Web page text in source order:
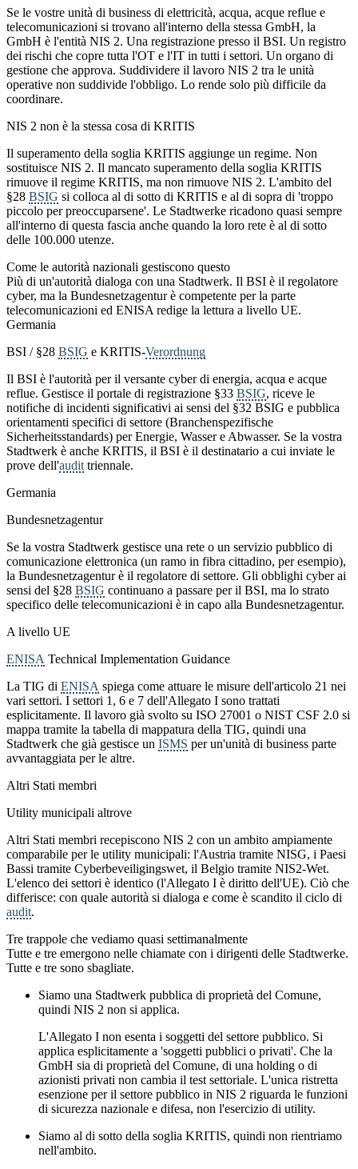
Se le vostre unità di business di elettricità, acqua, acque reflue e
telecomunicazioni si trovano all'interno della stessa GmbH, la
GmbH è l'entità NIS 2. Una registrazione presso il BSI. Un registro
dei rischi che copre tutta l'OT e l'IT in tutti i settori. Un organo di
gestione che approva. Suddividere il lavoro NIS 2 tra le unità
operative non suddivide l'obbligo. Lo rende solo più difficile da
coordinare.
NIS 2 non è la stessa cosa di KRITIS
Il superamento della soglia KRITIS aggiunge un regime. Non
sostituisce NIS 2. Il mancato superamento della soglia KRITIS
rimuove il regime KRITIS, ma non rimuove NIS 2. L'ambito del
§28 BSIG si colloca al di sotto di KRITIS e al di sopra di 'troppo
piccolo per preoccuparsene'. Le Stadtwerke ricadono quasi sempre
all'interno di questa fascia anche quando la loro rete è al di sotto
delle 100.000 utenze.
Come le autorità nazionali gestiscono questo
Più di un'autorità dialoga con una Stadtwerk. Il BSI è il regolatore
cyber, ma la Bundesnetzagentur è competente per la parte
telecomunicazioni ed ENISA redige la lettura a livello UE.
Germania
BSI / §28 BSIG e KRITIS-Verordnung
Il BSI è l'autorità per il versante cyber di energia, acqua e acque
reflue. Gestisce il portale di registrazione §33 BSIG, riceve le
notifiche di incidenti significativi ai sensi del §32 BSIG e pubblica
orientamenti specifici di settore (Branchenspezifische
Sicherheitsstandards) per Energie, Wasser e Abwasser. Se la vostra
Stadtwerk è anche KRITIS, il BSI è il destinatario a cui inviate le
prove dell'audit triennale.
Germania
Bundesnetzagentur
Se la vostra Stadtwerk gestisce una rete o un servizio pubblico di
comunicazione elettronica (un ramo in fibra cittadino, per esempio),
la Bundesnetzagentur è il regolatore di settore. Gli obblighi cyber ai
sensi del §28 BSIG continuano a passare per il BSI, ma lo strato
specifico delle telecomunicazioni è in capo alla Bundesnetzagentur.
A livello UE
ENISA Technical Implementation Guidance
La TIG di ENISA spiega come attuare le misure dell'articolo 21 nei
vari settori. I settori 1, 6 e 7 dell'Allegato I sono trattati
esplicitamente. Il lavoro già svolto su ISO 27001 o NIST CSF 2.0 si
mappa tramite la tabella di mappatura della TIG, quindi una
Stadtwerk che già gestisce un ISMS per un'unità di business parte
avvantaggiata per le altre.
Altri Stati membri
Utility municipali altrove
Altri Stati membri recepiscono NIS 2 con un ambito ampiamente
comparabile per le utility municipali: l'Austria tramite NISG, i Paesi
Bassi tramite Cyberbeveiligingswet, il Belgio tramite NIS2-Wet.
L'elenco dei settori è identico (l'Allegato I è diritto dell'UE). Ciò che
differisce: con quale autorità si dialoga e come è scandito il ciclo di
audit.
Tre trappole che vediamo quasi settimanalmente
Tutte e tre emergono nelle chiamate con i dirigenti delle Stadtwerke.
Tutte e tre sono sbagliate.
Siamo una Stadtwerk pubblica di proprietà del Comune,
quindi NIS 2 non si applica.
L'Allegato I non esenta i soggetti del settore pubblico. Si
applica esplicitamente a 'soggetti pubblici o privati'. Che la
GmbH sia di proprietà del Comune, di una holding o di
azionisti privati non cambia il test settoriale. L'unica ristretta
esenzione per il settore pubblico in NIS 2 riguarda le funzioni
di sicurezza nazionale e difesa, non l'esercizio di utility.
Siamo al di sotto della soglia KRITIS, quindi non rientriamo
nell'ambito.